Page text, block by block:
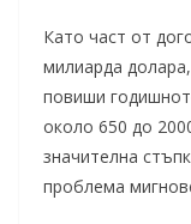
Като част от
милиарда
повиши
около 650 до
значителна
проблема